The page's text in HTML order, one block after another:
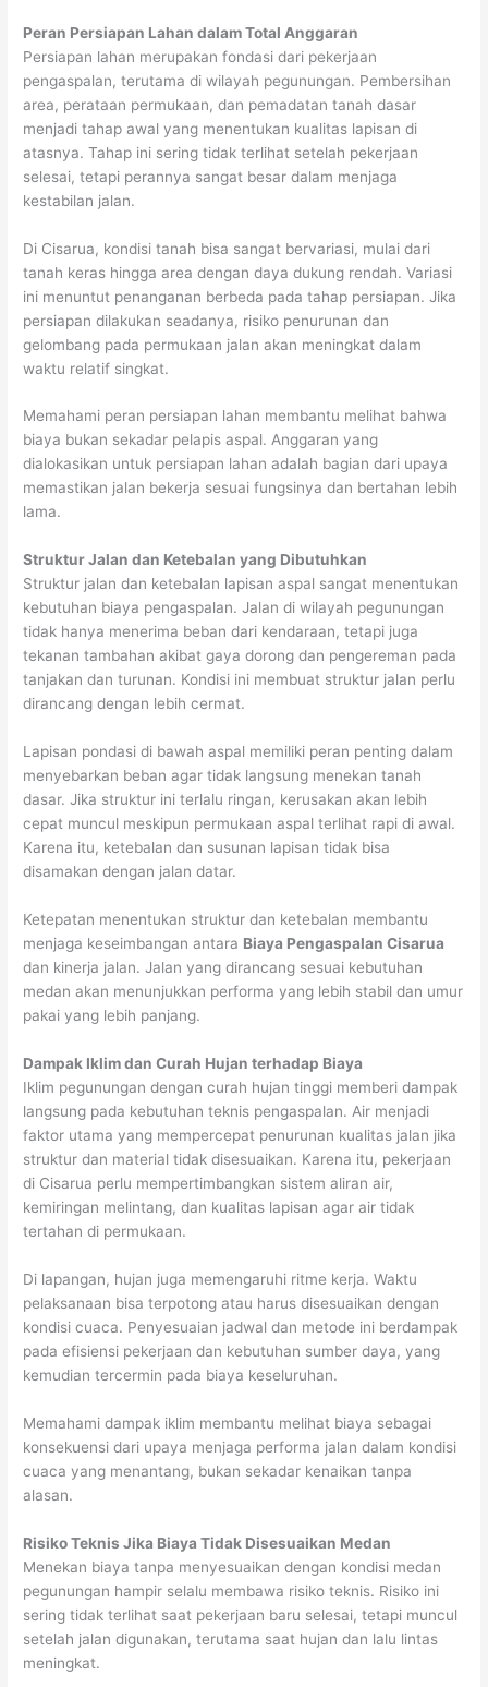
Peran Persiapan Lahan dalam Total Anggaran
Persiapan lahan merupakan fondasi dari pekerjaan
pengaspalan, terutama di wilayah pegunungan. Pembersihan
area, perataan permukaan, dan pemadatan tanah dasar
menjadi tahap awal yang menentukan kualitas lapisan di
atasnya. Tahap ini sering tidak terlihat setelah pekerjaan
selesai, tetapi perannya sangat besar dalam menjaga
kestabilan jalan.
Di Cisarua, kondisi tanah bisa sangat bervariasi, mulai dari
tanah keras hingga area dengan daya dukung rendah. Variasi
ini menuntut penanganan berbeda pada tahap persiapan. Jika
persiapan dilakukan seadanya, risiko penurunan dan
gelombang pada permukaan jalan akan meningkat dalam
waktu relatif singkat.
Memahami peran persiapan lahan membantu melihat bahwa
biaya bukan sekadar pelapis aspal. Anggaran yang
dialokasikan untuk persiapan lahan adalah bagian dari upaya
memastikan jalan bekerja sesuai fungsinya dan bertahan lebih
lama.
Struktur Jalan dan Ketebalan yang Dibutuhkan
Struktur jalan dan ketebalan lapisan aspal sangat menentukan
kebutuhan biaya pengaspalan. Jalan di wilayah pegunungan
tidak hanya menerima beban dari kendaraan, tetapi juga
tekanan tambahan akibat gaya dorong dan pengereman pada
tanjakan dan turunan. Kondisi ini membuat struktur jalan perlu
dirancang dengan lebih cermat.
Lapisan pondasi di bawah aspal memiliki peran penting dalam
menyebarkan beban agar tidak langsung menekan tanah
dasar. Jika struktur ini terlalu ringan, kerusakan akan lebih
cepat muncul meskipun permukaan aspal terlihat rapi di awal.
Karena itu, ketebalan dan susunan lapisan tidak bisa
disamakan dengan jalan datar.
Ketepatan menentukan struktur dan ketebalan membantu
menjaga keseimbangan antara Biaya Pengaspalan Cisarua
dan kinerja jalan. Jalan yang dirancang sesuai kebutuhan
medan akan menunjukkan performa yang lebih stabil dan umur
pakai yang lebih panjang.
Dampak Iklim dan Curah Hujan terhadap Biaya
Iklim pegunungan dengan curah hujan tinggi memberi dampak
langsung pada kebutuhan teknis pengaspalan. Air menjadi
faktor utama yang mempercepat penurunan kualitas jalan jika
struktur dan material tidak disesuaikan. Karena itu, pekerjaan
di Cisarua perlu mempertimbangkan sistem aliran air,
kemiringan melintang, dan kualitas lapisan agar air tidak
tertahan di permukaan.
Di lapangan, hujan juga memengaruhi ritme kerja. Waktu
pelaksanaan bisa terpotong atau harus disesuaikan dengan
kondisi cuaca. Penyesuaian jadwal dan metode ini berdampak
pada efisiensi pekerjaan dan kebutuhan sumber daya, yang
kemudian tercermin pada biaya keseluruhan.
Memahami dampak iklim membantu melihat biaya sebagai
konsekuensi dari upaya menjaga performa jalan dalam kondisi
cuaca yang menantang, bukan sekadar kenaikan tanpa
alasan.
Risiko Teknis Jika Biaya Tidak Disesuaikan Medan
Menekan biaya tanpa menyesuaikan dengan kondisi medan
pegunungan hampir selalu membawa risiko teknis. Risiko ini
sering tidak terlihat saat pekerjaan baru selesai, tetapi muncul
setelah jalan digunakan, terutama saat hujan dan lalu lintas
meningkat.